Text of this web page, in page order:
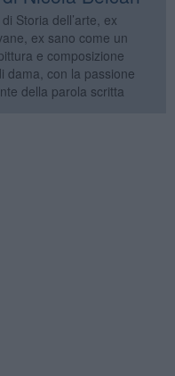
Storia dell’arte, ex
ex sano come un
e composizione
dama, con la passione
della parola scritta